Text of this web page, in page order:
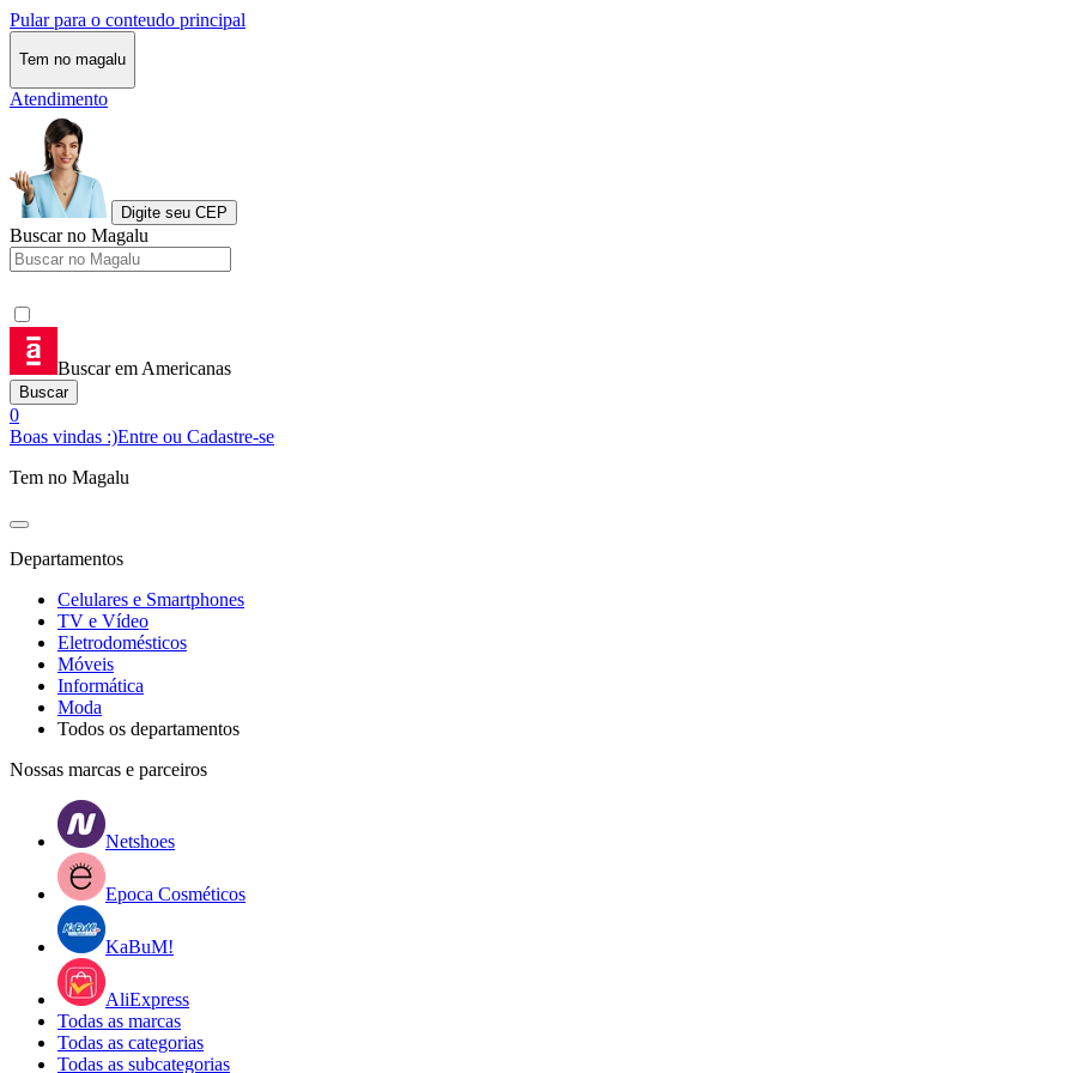
Pular para o conteudo principal
Tem no magalu
Atendimento
Digite seu CEP
Buscar no Magalu
Buscar em Americanas
Buscar
0
Boas vindas :)Entre ou Cadastre-se
Tem no Magalu
Departamentos
Celulares e Smartphones
TV e Vídeo
Eletrodomésticos
Móveis
Informática
Moda
Todos os departamentos
Nossas marcas e parceiros
Netshoes
Epoca Cosméticos
KaBuM!
AliExpress
Todas as marcas
Todas as categorias
Todas as subcategorias